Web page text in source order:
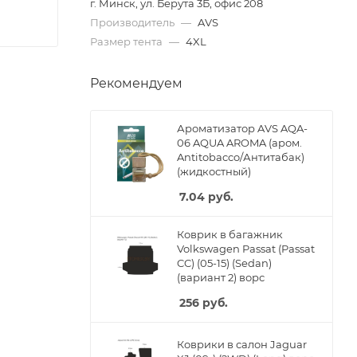
г. Минск, ул. Берута 3Б, офис 208
Производитель — AVS
Размер тента — 4XL
Рекомендуем
Ароматизатор AVS AQA-
06 AQUA AROMA (аром.
Antitobacco/Антитабак)
(жидкостный)
7.04 руб.
Коврик в багажник
Volkswagen Passat (Passat
CC) (05-15) (Sedan)
(вариант 2) ворс
256 руб.
Коврики в салон Jaguar